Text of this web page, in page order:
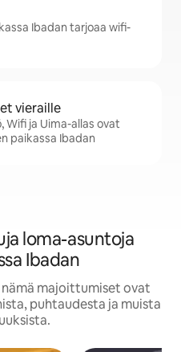
Ibadan tarjoaa wifi-
vieraille
Wifi ja Uima-allas ovat
paikassa Ibadan
loma-asuntoja
Ibadan
majoittumiset ovat
puhtaudesta ja muista